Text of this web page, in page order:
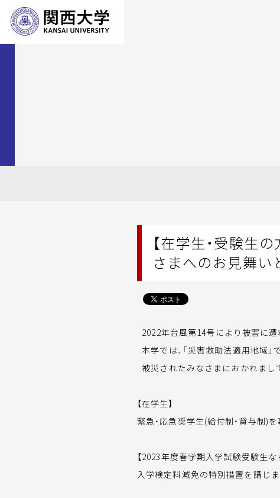
【在学生・受験生
さまへのお見舞い
2022年台風第14号により被害に遭
本学では、「災害救助法適用地域
被災されたみなさまにおかれまし
【在学生】
緊急・応急奨学生(給付制・貸与制)を
【2023年度春学期入学試験受験生
入学検定料減免の特別措置を講じま